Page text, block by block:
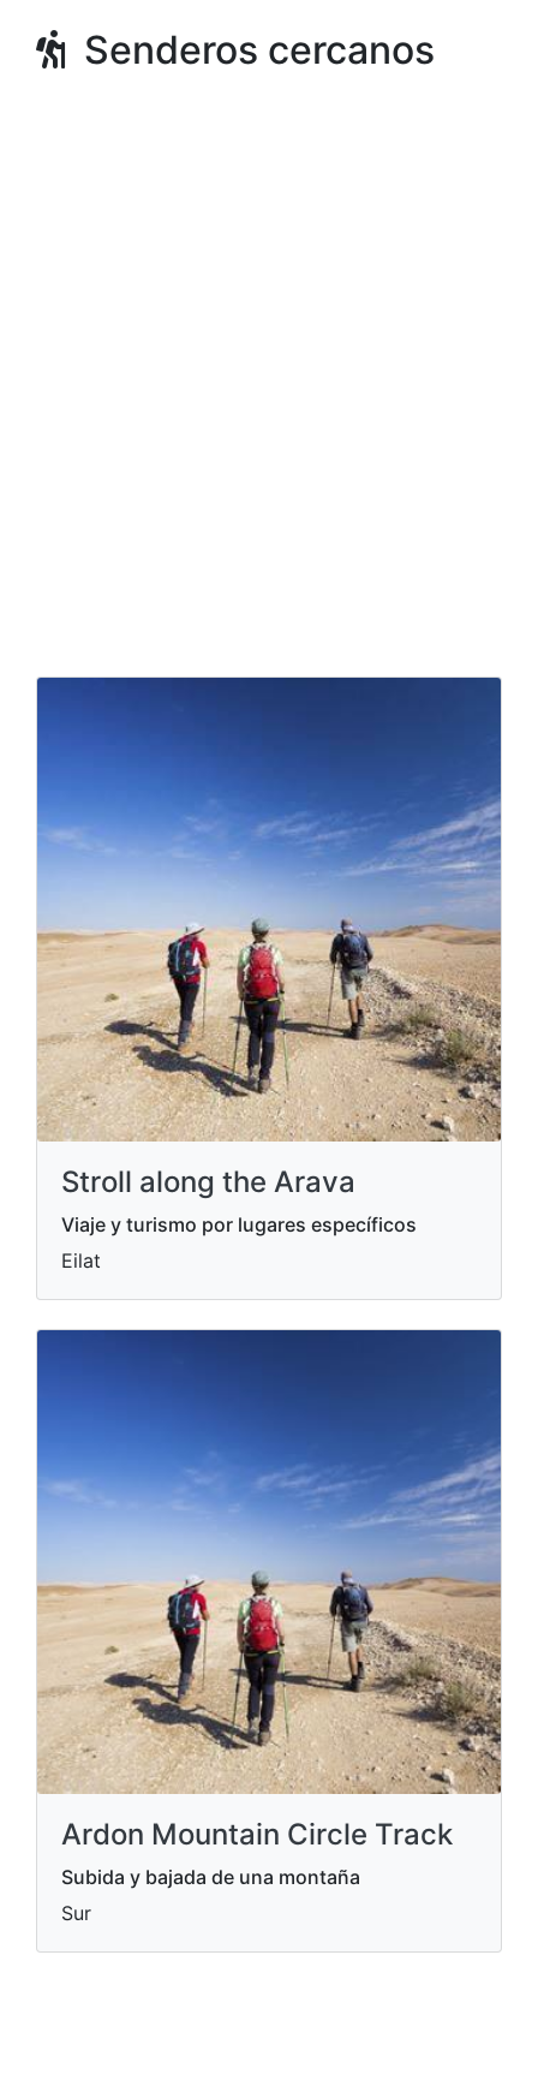
Senderos cercanos
Stroll along the Arava
Viaje y turismo por lugares específicos
Eilat
Ardon Mountain Circle Track
Subida y bajada de una montaña
Sur